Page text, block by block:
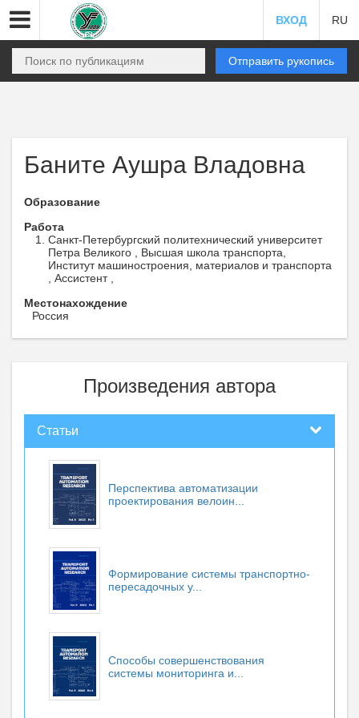
ВХОД RU
Отправить рукопись
Баните Аушра Владовна
Образование
Работа
Санкт-Петербургский политехнический университет
Петра Великого , Высшая школа транспорта,
Институт машиностроения, материалов и транспорта
, Ассистент ,
Местонахождение
Россия
Произведения автора
Статьи
Перспектива автоматизации
проектирования велоин...
Формирование системы транспортно-
пересадочных у...
Способы совершенствования
системы мониторинга и...